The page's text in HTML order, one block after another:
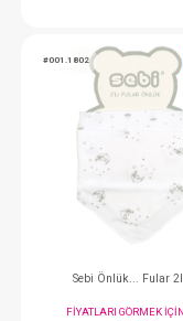
Mama
FIYATLARI
#001.1802